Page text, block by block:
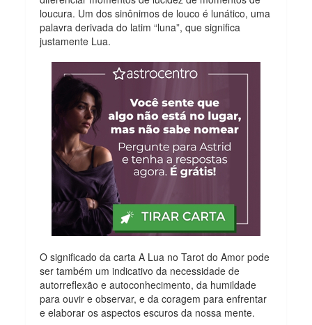
loucura. Um dos sinônimos de louco é lunático, uma
palavra derivada do latim “luna”, que significa
justamente Lua.
O significado da carta A Lua no Tarot do Amor pode
ser também um indicativo da necessidade de
autorreflexão e autoconhecimento, da humildade
para ouvir e observar, e da coragem para enfrentar
e elaborar os aspectos escuros da nossa mente.